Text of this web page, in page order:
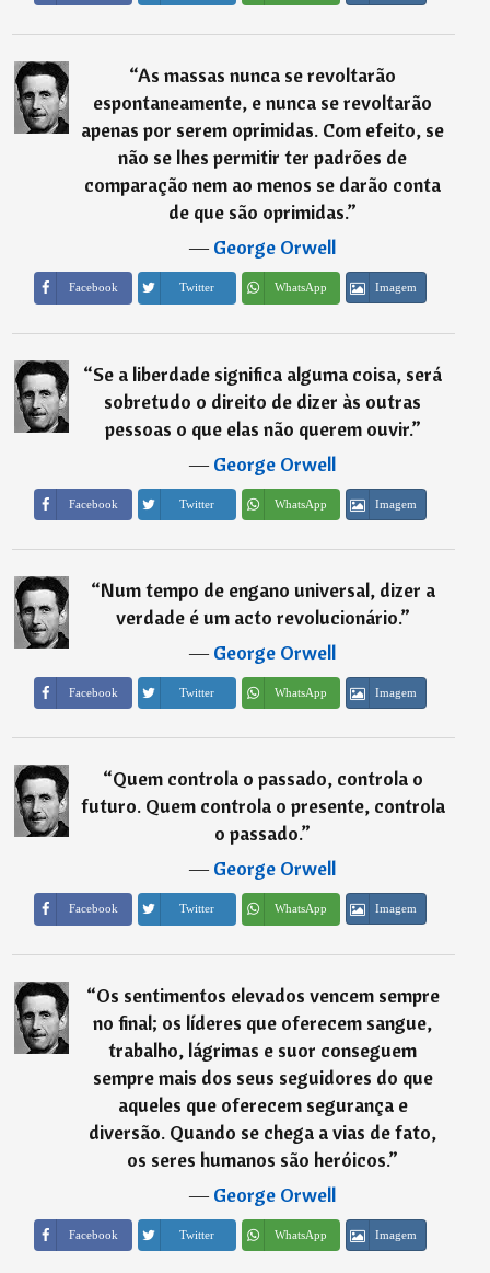
“As massas nunca se revoltarão
espontaneamente, e nunca se revoltarão
apenas por serem oprimidas. Com efeito, se
não se lhes permitir ter padrões de
comparação nem ao menos se darão conta
de que são oprimidas.”
―George Orwell
Facebook Twitter WhatsApp Imagem
“Se a liberdade significa alguma coisa, será
sobretudo o direito de dizer às outras
pessoas o que elas não querem ouvir.”
―George Orwell
Facebook Twitter WhatsApp Imagem
“Num tempo de engano universal, dizer a
verdade é um acto revolucionário.”
―George Orwell
Facebook Twitter WhatsApp Imagem
“Quem controla o passado, controla o
futuro. Quem controla o presente, controla
o passado.”
―George Orwell
Facebook Twitter WhatsApp Imagem
“Os sentimentos elevados vencem sempre
no final; os líderes que oferecem sangue,
trabalho, lágrimas e suor conseguem
sempre mais dos seus seguidores do que
aqueles que oferecem segurança e
diversão. Quando se chega a vias de fato,
os seres humanos são heróicos.”
―George Orwell
Facebook Twitter WhatsApp Imagem